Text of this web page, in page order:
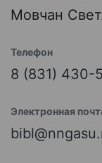
Мовчан
Телефон
8 (831) 430-
Электронная